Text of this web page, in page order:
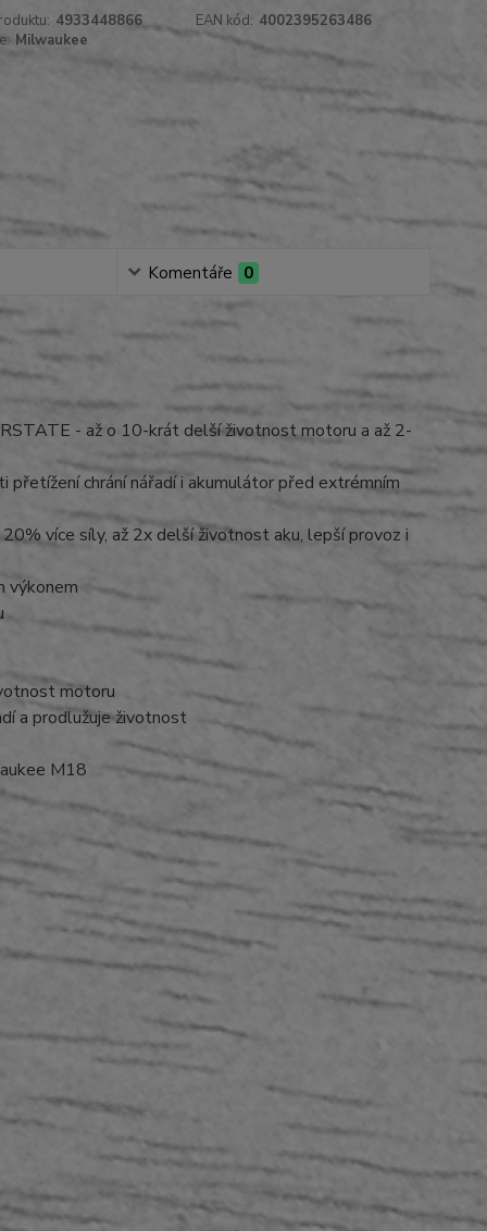
4933448866 EAN kód: 4002395263486
Milwaukee
Komentáře 0
- až o 10-krát delší životnost motoru a až 2-
chrání nářadí i akumulátor před extrémním
více síly, až 2x delší životnost aku, lepší provoz i
výkonem
motoru
a prodlužuje životnost
M18